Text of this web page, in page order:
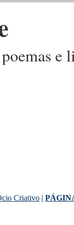
e
Criativo |